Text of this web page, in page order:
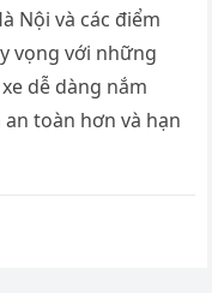
Nội và các điểm
vọng với những
dễ dàng nắm
toàn hơn và hạn